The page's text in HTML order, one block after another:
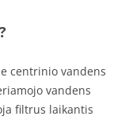
centrinio vandens
vandens
filtrus laikantis